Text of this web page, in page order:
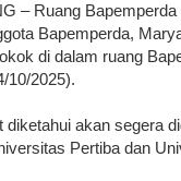
– Ruang Bapemperda
Bapemperda,
di dalam ruang
10/2025).
diketahui akan segera
Pertiba dan